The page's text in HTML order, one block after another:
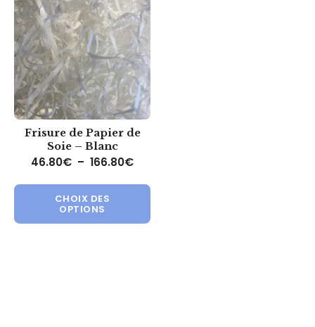
Frisure de Papier de
Soie – Blanc
46.80€ – 166.80€Plage de prix : 46.80€ à 166.80€
CHOIX DES
OPTIONS
Ce produit a plusieurs